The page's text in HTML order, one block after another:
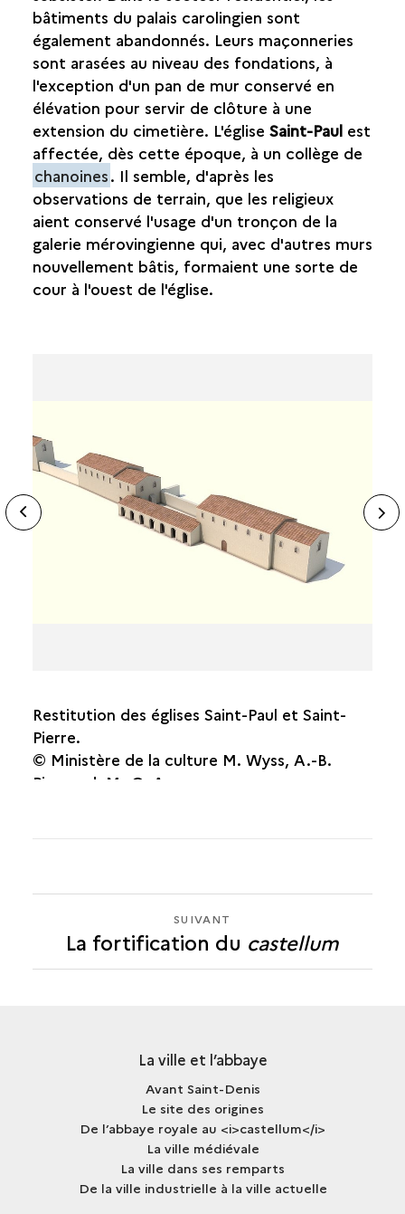
bâtiments du palais carolingien sont
également abandonnés. Leurs maçonneries
sont arasées au niveau des fondations, à
l'exception d'un pan de mur conservé en
élévation pour servir de clôture à une
extension du cimetière. L'église Saint-Paul est
affectée, dès cette époque, à un collège de
chanoines. Il semble, d'après les
observations de terrain, que les religieux
aient conservé l'usage d'un tronçon de la
galerie mérovingienne qui, avec d'autres murs
nouvellement bâtis, formaient une sorte de
cour à l'ouest de l'église.
Restitution des églises Saint-Paul et Saint-
Pierre.
© Ministère de la culture M. Wyss, A.-B.
Pimpaud, M.-O. Agnes.
SUIVANT
LA
SUIVANT
La fortification du castellum
La ville et l’abbaye
Avant Saint-Denis
Le site des origines
De l’abbaye royale au <i>castellum</i>
La ville médiévale
La ville dans ses remparts
De la ville industrielle à la ville actuelle